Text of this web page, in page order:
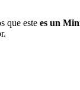
que este es un